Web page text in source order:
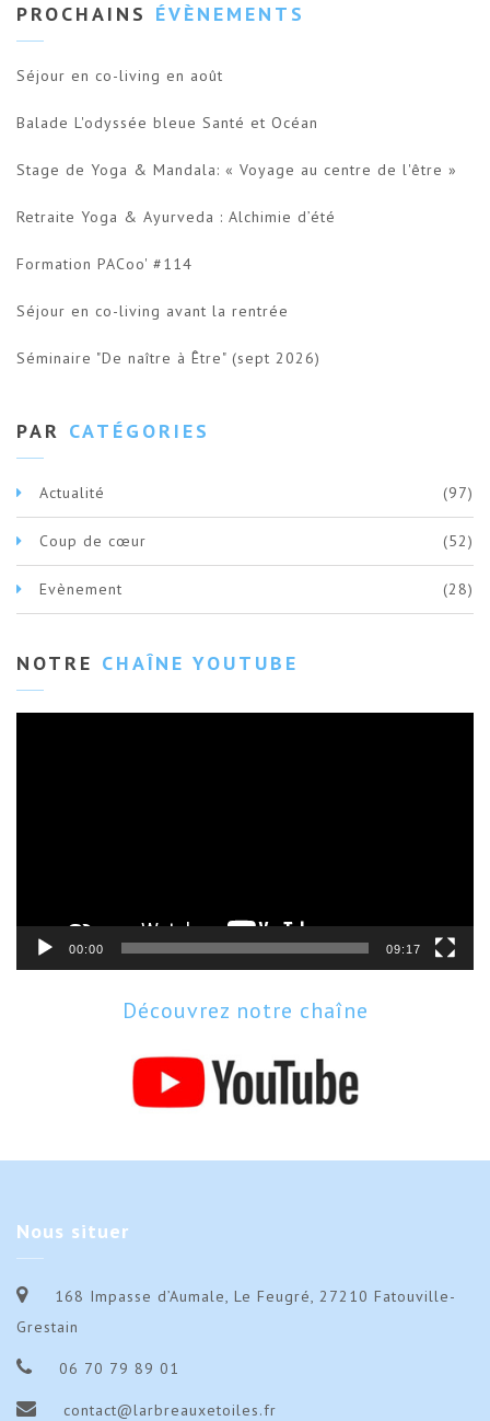
PROCHAINS ÉVÈNEMENTS
Séjour en co-living en août
Balade L'odyssée bleue Santé et Océan
Stage de Yoga & Mandala: « Voyage au centre de l'être »
Retraite Yoga & Ayurveda : Alchimie d’été
Formation PACoo' #114
Séjour en co-living avant la rentrée
Séminaire "De naître à Être" (sept 2026)
PAR CATÉGORIES
Actualité (97)
Coup de cœur (52)
Evènement (28)
NOTRE CHAÎNE YOUTUBE
00:00 09:17
Découvrez notre chaîne
Nous situer
168 Impasse d’Aumale, Le Feugré, 27210 Fatouville-
Grestain
06 70 79 89 01
contact@larbreauxetoiles.fr